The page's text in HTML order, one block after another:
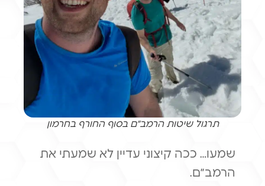
תרגול שיטות הרמב״ם בסוף החורף בחרמון
שמעו… ככה קיצוני עדיין לא שמעתי את
הרמב״ם.